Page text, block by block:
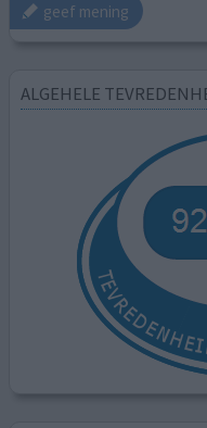
geef mening
ALGEHELE